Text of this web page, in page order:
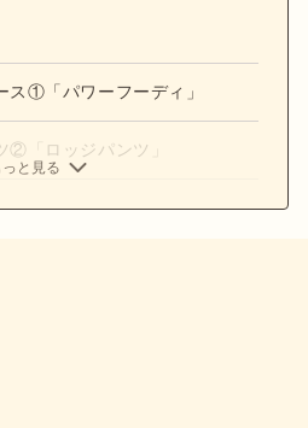
ス①「パワーフーディ」
②「ロッジパンツ」
っと見る